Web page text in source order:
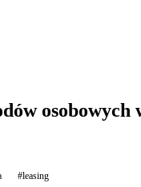
osobowych
#leasing